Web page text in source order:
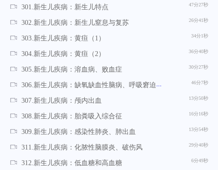
47分27秒
301.新生儿疾病：新生儿特点
26分41秒
302.新生儿疾病：新生儿窒息与复苏
34分1秒
303.新生儿疾病：黄疸（1）
36分40秒
304.新生儿疾病：黄疸（2）
30分27秒
305.新生儿疾病：溶血病、败血症
46分7秒
306.新生儿疾病：缺氧缺血性脑病、呼吸窘迫综合征
13分50秒
307.新生儿疾病：颅内出血
16分16秒
308.新生儿疾病：胎粪吸入综合征
13分54秒
309.新生儿疾病：感染性肺炎、肺出血
29分40秒
311.新生儿疾病：化脓性脑膜炎、破伤风
6分49秒
312.新生儿疾病：低血糖和高血糖